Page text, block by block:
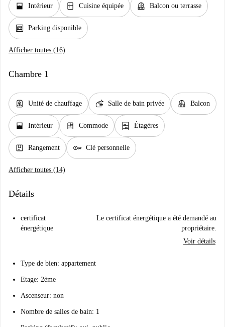
window_open Intérieur kitchen Cuisine équipée balcony Balcon ou terrasse
garage Parking disponible
Afficher toutes (16)
Chambre 1
water_heater Unité de chauffage soap Salle de bain privée balcony Balcon
window_open Intérieur dresser Commode shelves Étagères
package Rangement key Clé personnelle
Afficher toutes (14)
Détails
certificat
énergétique
Le certificat énergétique a été demandé au
propriétaire.
Voir détails
Type de bien: appartement
Etage: 2ème
Ascenseur: non
Nombre de salles de bain: 1